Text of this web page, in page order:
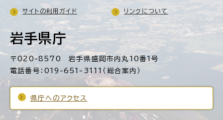
岩手県庁
〒020-8570 岩手県盛岡市内丸10番1号
電話番号：019-651-3111（総合案内）
県庁へのアクセス
サイトの利用ガイド リンクについて